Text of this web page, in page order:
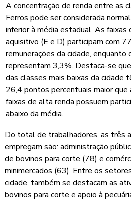
A concentração de renda entre as
Ferros pode ser considerada
inferior à média estadual. As faixas
aquisitivo (E e D) participam com
remunerações da cidade,
representam 3,3%. Destaca-se
das classes mais baixas da cidade
26,4 pontos percentuais maior que
faixas de alta renda possuem
abaixo da média.
Do total de trabalhadores, as três
empregam são: administração
de bovinos para corte (78) e
minimercados (63). Entre os
cidade, também se destacam as
bovinos para corte e apoio à